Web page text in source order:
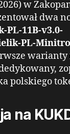
w
dwa
PL-11B-v3.0-
PL-
polskiego
na